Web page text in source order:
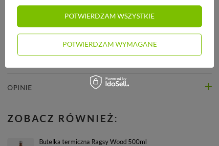
STREFA REKOMENDACJI
PYTANIA INNYCH KLIENTÓW
OPINIE
ZOBACZ RÓWNIEŻ:
Butelka termiczna Ragsy Wood 500ml
POTWIERDZAM WYMAGANE
POTWIERDZAM WSZYSTKIE